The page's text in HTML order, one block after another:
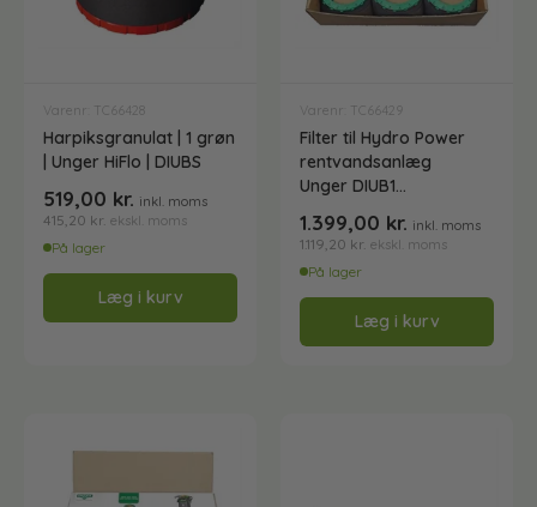
Teleskopstænger med vandgennemløb
Teleskopstænger til rentvandsanlæg
Tilbehør til Unger teleskopskaft
Vandslanger og koblinger
Varenr: TC66428
Harpiksgranulat | 1 grøn
| Unger HiFlo | DIUBS
519,00 kr. inkl. moms
415,20 kr. ekskl. moms
På lager
Læg i kurv
Varenr: TC66429
Filter til Hydro Power
rentvandsanlæg
Unger DIUB1
1.399,00 kr. inkl. moms
1.119,20 kr. ekskl. moms
På lager
Læg i kurv